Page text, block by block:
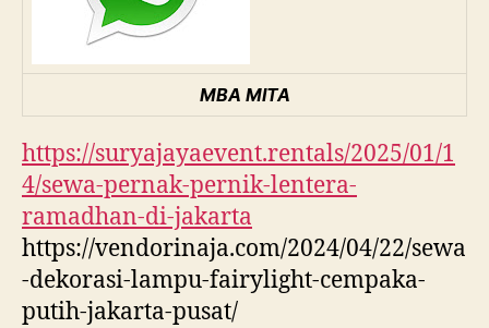
MBA MITA
https://suryajayaevent.rentals/2025/01/1
4/sewa-pernak-pernik-lentera-
ramadhan-di-jakarta
https://vendorinaja.com/2024/04/22/sewa
-dekorasi-lampu-fairylight-cempaka-
putih-jakarta-pusat/